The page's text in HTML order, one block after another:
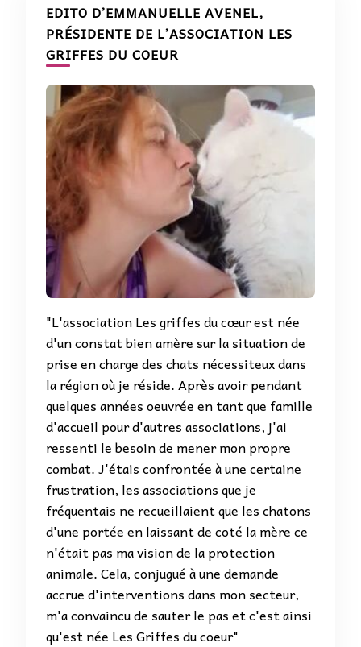
EDITO D’EMMANUELLE AVENEL,
PRÉSIDENTE DE L’ASSOCIATION LES
GRIFFES DU COEUR
"L'association Les griffes du cœur est née
d'un constat bien amère sur la situation de
prise en charge des chats nécessiteux dans
la région où je réside. Après avoir pendant
quelques années oeuvrée en tant que famille
d'accueil pour d'autres associations, j'ai
ressenti le besoin de mener mon propre
combat. J'étais confrontée à une certaine
frustration, les associations que je
fréquentais ne recueillaient que les chatons
d'une portée en laissant de coté la mère ce
n'était pas ma vision de la protection
animale. Cela, conjugué à une demande
accrue d'interventions dans mon secteur,
m'a convaincu de sauter le pas et c'est ainsi
qu'est née Les Griffes du coeur"